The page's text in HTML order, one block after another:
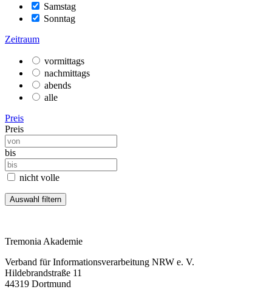
Samstag
Sonntag
Zeitraum
vormittags
nachmittags
abends
alle
Preis
Preis
bis
nicht volle
Tremonia Akademie
Verband für Informationsverarbeitung NRW e. V.
Hildebrandstraße 11
44319 Dortmund